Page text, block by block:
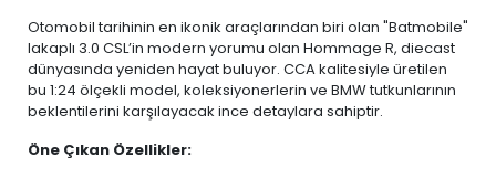
Otomobil tarihinin en ikonik araçlarından biri olan "Batmobile"
lakaplı 3.0 CSL’in modern yorumu olan Hommage R, diecast
dünyasında yeniden hayat buluyor. CCA kalitesiyle üretilen
bu 1:24 ölçekli model, koleksiyonerlerin ve BMW tutkunlarının
beklentilerini karşılayacak ince detaylara sahiptir.
Öne Çıkan Özellikler: